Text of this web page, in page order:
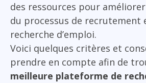
des ressources pour améliorer
du processus de recrutement
recherche d’emploi.
Voici quelques critères et
prendre en compte afin de
meilleure plateforme de